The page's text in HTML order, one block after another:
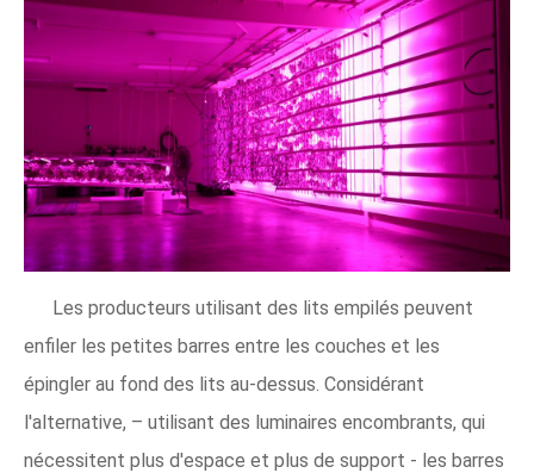
Les producteurs utilisant des lits empilés peuvent
enfiler les petites barres entre les couches et les
épingler au fond des lits au-dessus. Considérant
l'alternative, – utilisant des luminaires encombrants, qui
nécessitent plus d'espace et plus de support - les barres